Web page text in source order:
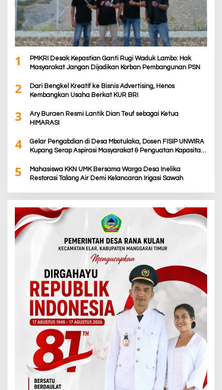
1
PMKRI Desak Kepastian Ganti Rugi Waduk Lambo: Hak
Masyarakat Jangan Dijadikan Korban Pembangunan PSN
2
Dari Bengkel Kreatif ke Bisnis Advertising, Henos
Kembangkan Usaha Berkat KUR BRI
3
Ary Buraen Resmi Lantik Dian Teuf sebagai Ketua
HIMARASI
4
Gelar Pengabdian di Desa Mbotulaka, Dosen FISIP UNWIRA
Kupang Serap Aspirasi Masyarakat & Penguatan Kapasitas
5
Mahasiswa KKN UMK Bersama Warga Desa Inelika
Restorasi Talang Air Demi Kelancaran Irigasi Sawah